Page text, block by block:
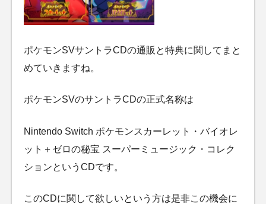
ポケモンSVサントラCDの通販と特典に関してまと
めていきますね。
ポケモンSVのサントラCDの正式名称は
Nintendo Switch ポケモンスカーレット・バイオレ
ット＋ゼロの秘宝 スーパーミュージック・コレク
ションというCDです。
このCDに関して欲しいという方は是非この機会に